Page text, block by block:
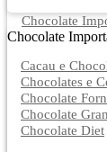
Chocolate
Chocolate
Cacau e
Chocolates e
Chocolate
Chocolate
Chocolate Diet